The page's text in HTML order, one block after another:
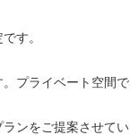
す。
プライベート空間
ンをご提案させてい